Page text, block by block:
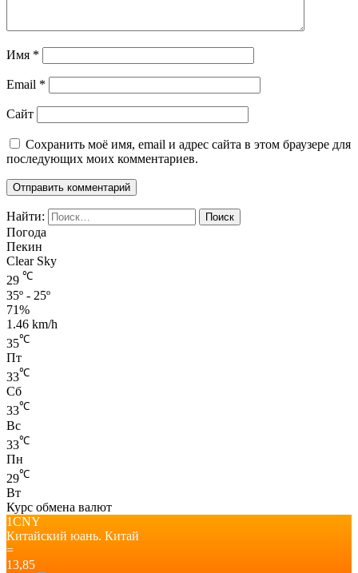
Имя *
Email *
Сайт
Сохранить моё имя, email и адрес сайта в этом браузере для
последующих моих комментариев.
Найти:
Погода
Пекин
Clear Sky
29 ℃
35º - 25º
71%
1.46 km/h
35℃
Пт
33℃
Сб
33℃
Вс
33℃
Пн
29℃
Вт
Курс обмена валют
1CNY
Китайский юань. Китай
=
13,85